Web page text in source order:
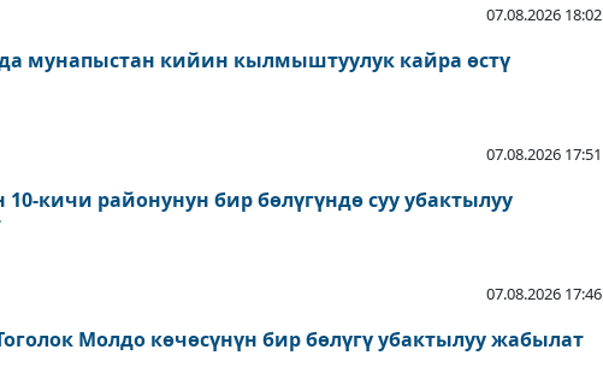
07.08.2026 18:02
мунапыстан кийин кылмыштуулук кайра өстү
07.08.2026 17:51
кичи районунун бир бөлүгүндө суу убактылуу
07.08.2026 17:46
Молдо көчөсүнүн бир бөлүгү убактылуу жабылат